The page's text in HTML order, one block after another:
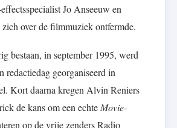
Jo Anseeuw en
over de filmmuziek ontfermde.
bestaan, in september 1995, werd
redactiedag georganiseerd in
Kort daarna kregen Alvin Reniers
de kans om een echte Movie-
op de vrije zenders Radio